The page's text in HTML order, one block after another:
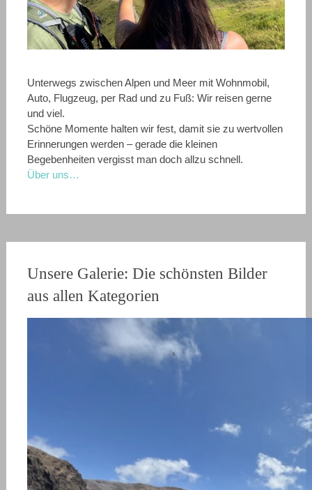
Unterwegs zwischen Alpen und Meer mit Wohnmobil,
Auto, Flugzeug, per Rad und zu Fuß: Wir reisen gerne
und viel.
Schöne Momente halten wir fest, damit sie zu wertvollen
Erinnerungen werden – gerade die kleinen
Begebenheiten vergisst man doch allzu schnell.
Über uns…
Unsere Galerie: Die schönsten Bilder
aus allen Kategorien